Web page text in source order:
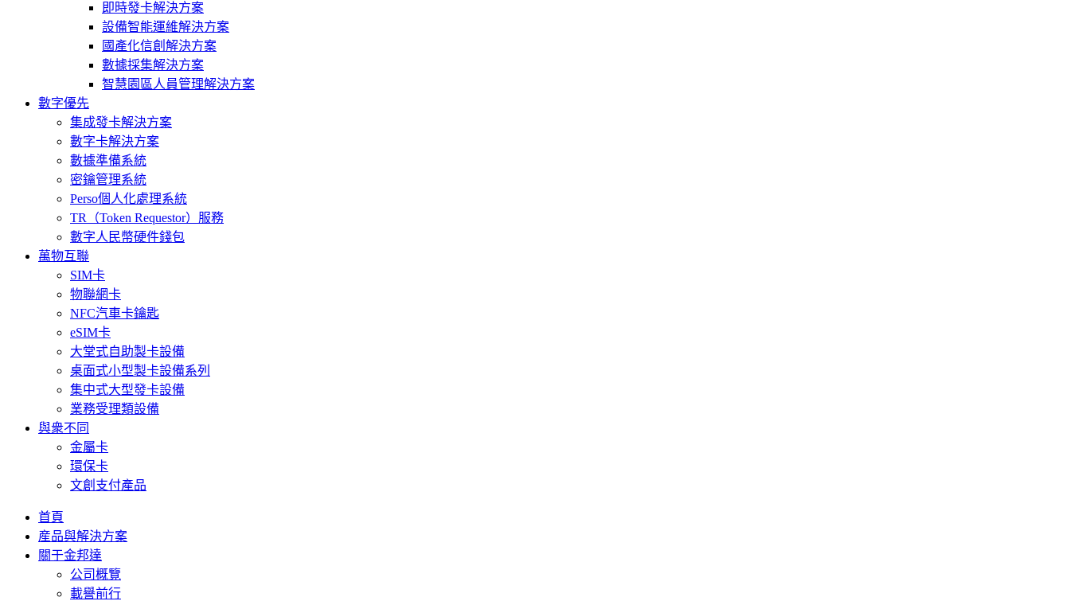
即時發卡解決方案
設備智能運維解決方案
國產化信創解決方案
數據採集解決方案
智慧園區人員管理解決方案
數字優先
集成發卡解決方案
數字卡解決方案
數據準備系統
密鑰管理系統
Perso個人化處理系統
TR（Token Requestor）服務
數字人民幣硬件錢包
萬物互聯
SIM卡
物聯網卡
NFC汽車卡鑰匙
eSIM卡
大堂式自助製卡設備
桌面式小型製卡設備系列
集中式大型發卡設備
業務受理類設備
與衆不同
金屬卡
環保卡
文創支付產品
首頁
産品與解決方案
關于金邦達
公司概覽
載譽前行